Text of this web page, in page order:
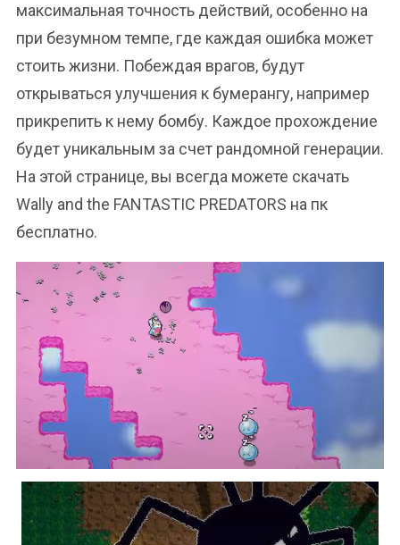
максимальная точность действий, особенно на
при безумном темпе, где каждая ошибка может
стоить жизни. Побеждая врагов, будут
открываться улучшения к бумерангу, например
прикрепить к нему бомбу. Каждое прохождение
будет уникальным за счет рандомной генерации.
На этой странице, вы всегда можете скачать
Wally and the FANTASTIC PREDATORS на пк
бесплатно.